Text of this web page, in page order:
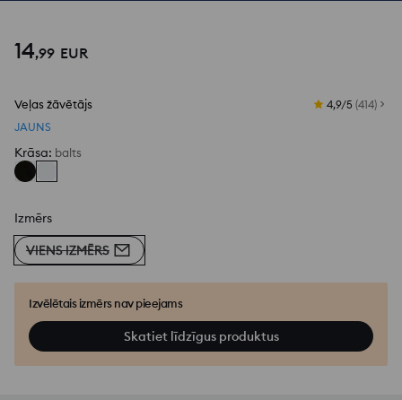
14,99 EUR
Veļas žāvētājs 4,9/5 (414)
JAUNS
Krāsa: balts
Izmērs
VIENS IZMĒRS
Izvēlētais izmērs nav pieejams
Skatiet līdzīgus produktus